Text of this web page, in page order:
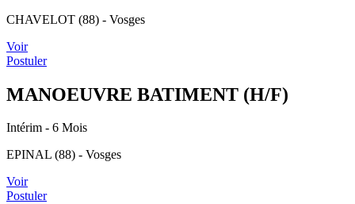
CHAVELOT (88) - Vosges
Voir
Postuler
MANOEUVRE BATIMENT (H/F)
Intérim - 6 Mois
EPINAL (88) - Vosges
Voir
Postuler